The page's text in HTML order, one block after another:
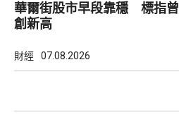
華爾街股市早段靠穩 標指曾
創新高
財經 07.08.2026